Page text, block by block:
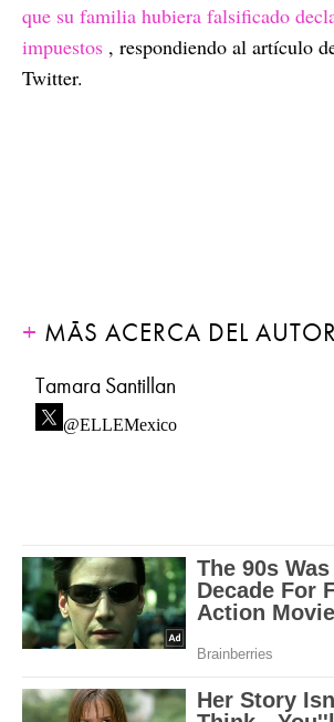
que su familia hubiera falsificado
impuestos , respondiendo al artículo
Twitter.
MÁS ACERCA DEL
Tamara Santillan
@ELLEMexico